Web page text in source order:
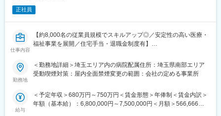
園を運営しているため、活躍の場が多いことも当グループの特徴
です。
今後も事業拡大の予定があり、専門知識やスキルを持つ方、新し
いことに挑戦したい方を募集中です！
・タムスグループでは、年齢や性別に関わらず8,000名以上の職員
が在籍しており、外国人職員や女性管理職も多数活躍していま
副業OK、WワークOK、ブランクOKです。U・Iターンでご入社い
ただいた方も多くいます。多様な働き方を応援するタムスグルー
【当社について】
正社員
仕事内容
【約8,000名の従業員規模でスキルアップ◎／安定性の高い医療・
福祉事業を展開／住宅手当・退職金制度有】
【募集概要】
埼玉県南部エリアの病院にて、病院事務長候補を募集しておりま
【業務内容】
病院運営にかかる管理業務を幅広く担っていただきます。
勤務地
＜勤務地詳細＞埼玉エリア内の病院配属住所：埼玉県南部エリア
受動喫煙対策：屋内全面禁煙変更の範囲：会社の定める事業所
給与
＜予定年収＞680万円～750万円＜賃金形態＞年俸制＜賃金内訳＞
年額（基本給）：6,800,000円～7,500,000円＜月額＞566,666円